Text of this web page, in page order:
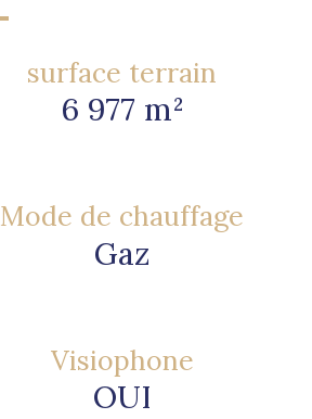
surface terrain
6 977 m²
Mode de chauffage
Gaz
Visiophone
OUI